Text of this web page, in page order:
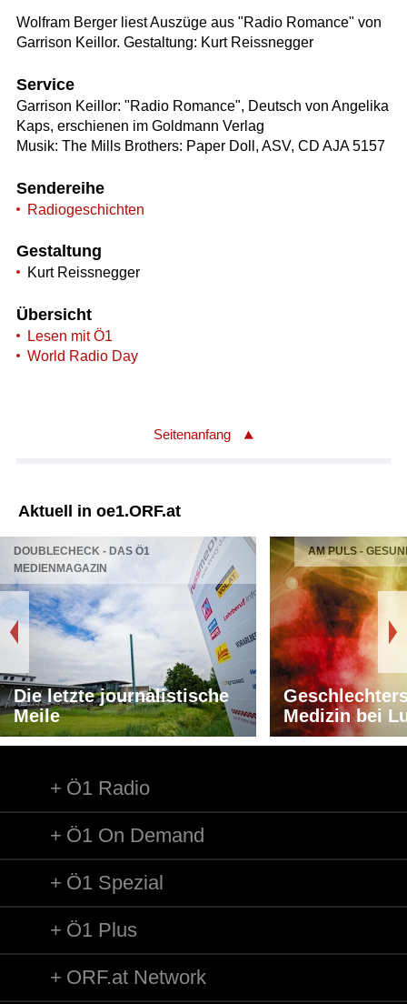
Wolfram Berger liest Auszüge aus "Radio Romance" von
Garrison Keillor. Gestaltung: Kurt Reissnegger
Service
Garrison Keillor: "Radio Romance", Deutsch von Angelika
Kaps, erschienen im Goldmann Verlag
Musik: The Mills Brothers: Paper Doll, ASV, CD AJA 5157
Sendereihe
Radiogeschichten
Gestaltung
Kurt Reissnegger
Übersicht
Lesen mit Ö1
World Radio Day
Seitenanfang
Aktuell in oe1.ORF.at
DOUBLECHECK - DAS Ö1
MEDIENMAGAZIN
Die letzte journalistische
Meile
AM PULS -
Medizin bei
Ö1 Radio
Ö1 On Demand
Ö1 Spezial
Ö1 Plus
ORF.at Network